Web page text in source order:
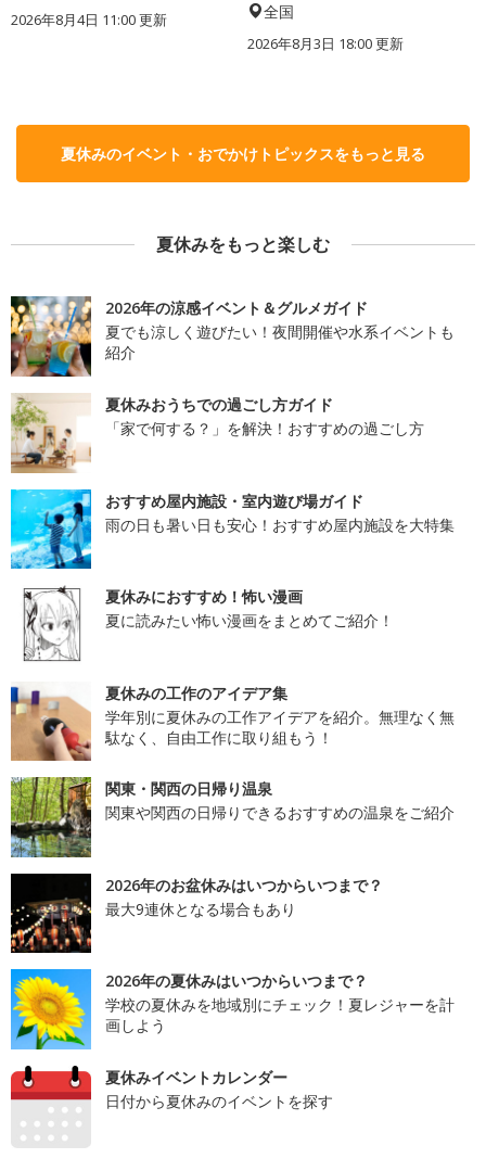
2026年8月4日 11:00更新 全国
2026年8月3日 18:00更新
夏休みのイベント・おでかけトピックスをもっと見る
夏休みをもっと楽しむ
2026年の涼感イベント＆グルメガイド
夏でも涼しく遊びたい！夜間開催や水系イベントも
紹介
夏休みおうちでの過ごし方ガイド
「家で何する？」を解決！おすすめの過ごし方
おすすめ屋内施設・室内遊び場ガイド
雨の日も暑い日も安心！おすすめ屋内施設を大特集
夏休みにおすすめ！怖い漫画
夏に読みたい怖い漫画をまとめてご紹介！
夏休みの工作のアイデア集
学年別に夏休みの工作アイデアを紹介。無理なく無
駄なく、自由工作に取り組もう！
関東・関西の日帰り温泉
関東や関西の日帰りできるおすすめの温泉をご紹介
2026年のお盆休みはいつからいつまで？
最大9連休となる場合もあり
2026年の夏休みはいつからいつまで？
学校の夏休みを地域別にチェック！夏レジャーを計
画しよう
夏休みイベントカレンダー
日付から夏休みのイベントを探す